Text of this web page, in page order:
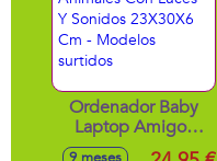
Ordenador Baby
Laptop Amigos
Animales Con